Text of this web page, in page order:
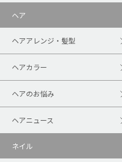
ヘア
ヘアアレンジ・髪型
ヘアカラー
ヘアのお悩み
ヘアニュース
ネイル